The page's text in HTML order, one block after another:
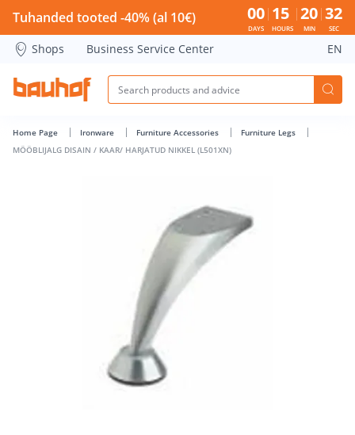
MÖÖBLIJALG DISAIN / KAAR/ HARJATUD NIKKEL (L501XN) -
Tuhanded tooted -40% (al 10€) 00
DAYS
15
HOURS
20
MIN
31
SEC
Shops Business Service Center EN
Home Page Ironware Furniture Accessories
Furniture Legs
MÖÖBLIJALG DISAIN / KAAR/ HARJATUD NIKKEL (L501XN)